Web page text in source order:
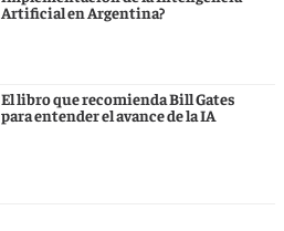
Artificial en Argentina?
El libro que recomienda Bill Gates
para entender el avance de la IA